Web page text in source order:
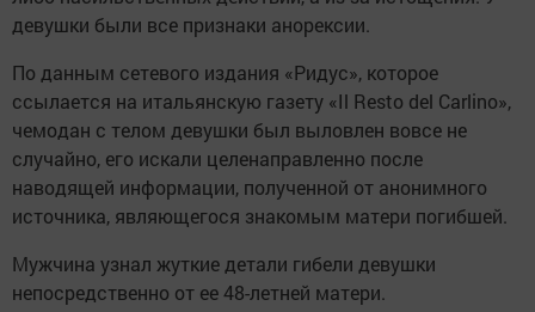
девушки были все признаки анорексии.
По данным сетевого издания «Ридус», которое
ссылается на итальянскую газету «Il Resto del Carlino»,
чемодан с телом девушки был выловлен вовсе не
случайно, его искали целенаправленно после
наводящей информации, полученной от анонимного
источника, являющегося знакомым матери погибшей.
Мужчина узнал жуткие детали гибели девушки
непосредственно от ее 48-летней матери.